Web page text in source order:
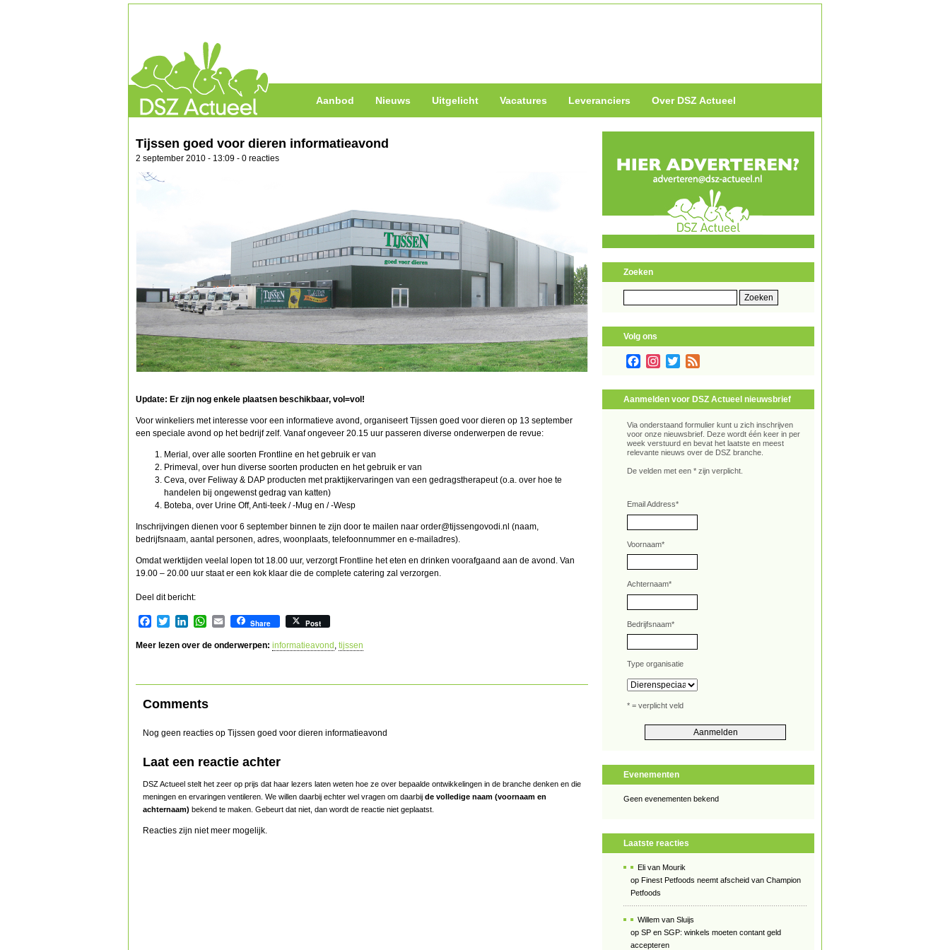
Aanbod Nieuws Uitgelicht Vacatures Leveranciers Over DSZ Actueel
Tijssen goed voor dieren informatieavond
2 september 2010 - 13:09 - 0 reacties
Update: Er zijn nog enkele plaatsen beschikbaar, vol=vol!
Voor winkeliers met interesse voor een informatieve avond, organiseert Tijssen goed voor dieren op 13 september
een speciale avond op het bedrijf zelf. Vanaf ongeveer 20.15 uur passeren diverse onderwerpen de revue:
Merial, over alle soorten Frontline en het gebruik er van
Primeval, over hun diverse soorten producten en het gebruik er van
Ceva, over Feliway & DAP producten met praktijkervaringen van een gedragstherapeut (o.a. over hoe te
handelen bij ongewenst gedrag van katten)
Boteba, over Urine Off, Anti-teek / -Mug en / -Wesp
Inschrijvingen dienen voor 6 september binnen te zijn door te mailen naar order@tijssengovodi.nl (naam,
bedrijfsnaam, aantal personen, adres, woonplaats, telefoonnummer en e-mailadres).
Omdat werktijden veelal lopen tot 18.00 uur, verzorgt Frontline het eten en drinken voorafgaand aan de avond. Van
19.00 – 20.00 uur staat er een kok klaar die de complete catering zal verzorgen.
Deel dit bericht:
Facebook
TwitterLinkedInWhatsApp
EmailShare Post
Meer lezen over de onderwerpen: informatieavond, tijssen
Comments
Nog geen reacties op Tijssen goed voor dieren informatieavond
Laat een reactie achter
DSZ Actueel stelt het zeer op prijs dat haar lezers laten weten hoe ze over bepaalde ontwikkelingen in de branche denken en die
meningen en ervaringen ventileren. We willen daarbij echter wel vragen om daarbij de volledige naam (voornaam en
achternaam) bekend te maken. Gebeurt dat niet, dan wordt de reactie niet geplaatst.
Reacties zijn niet meer mogelijk.
Zoeken
naar:
Volg ons
FacebookInstagram
Twitter
Aanmelden voor DSZ Actueel nieuwsbrief
Via onderstaand formulier kunt u zich inschrijven
voor onze nieuwsbrief. Deze wordt één keer in per
week verstuurd en bevat het laatste en meest
relevante nieuws over de DSZ branche.
De velden met een * zijn verplicht.
Email Address*
Voornaam*
Achternaam*
Bedrijfsnaam*
Type organisatie
* = verplicht veld
Evenementen
Geen evenementen bekend
Laatste reacties
Eli van Mourik
op Finest Petfoods neemt afscheid van Champion
Petfoods
Willem van Sluijs
op SP en SGP: winkels moeten contant geld
accepteren